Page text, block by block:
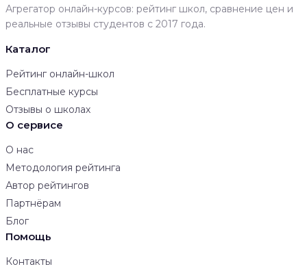
Агрегатор онлайн-курсов: рейтинг школ, сравнение цен и
реальные отзывы студентов с 2017 года.
Каталог
Рейтинг онлайн-школ
Бесплатные курсы
Отзывы о школах
О сервисе
О нас
Методология рейтинга
Автор рейтингов
Партнёрам
Блог
Помощь
Контакты